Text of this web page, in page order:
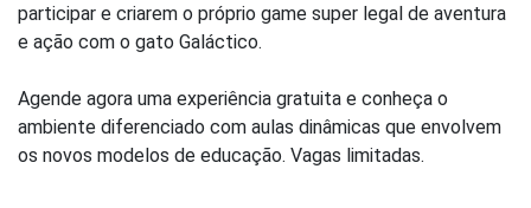
participar e criarem o próprio game super legal de aventura
e ação com o gato Galáctico.
Agende agora uma experiência gratuita e conheça o
ambiente diferenciado com aulas dinâmicas que envolvem
os novos modelos de educação. Vagas limitadas.